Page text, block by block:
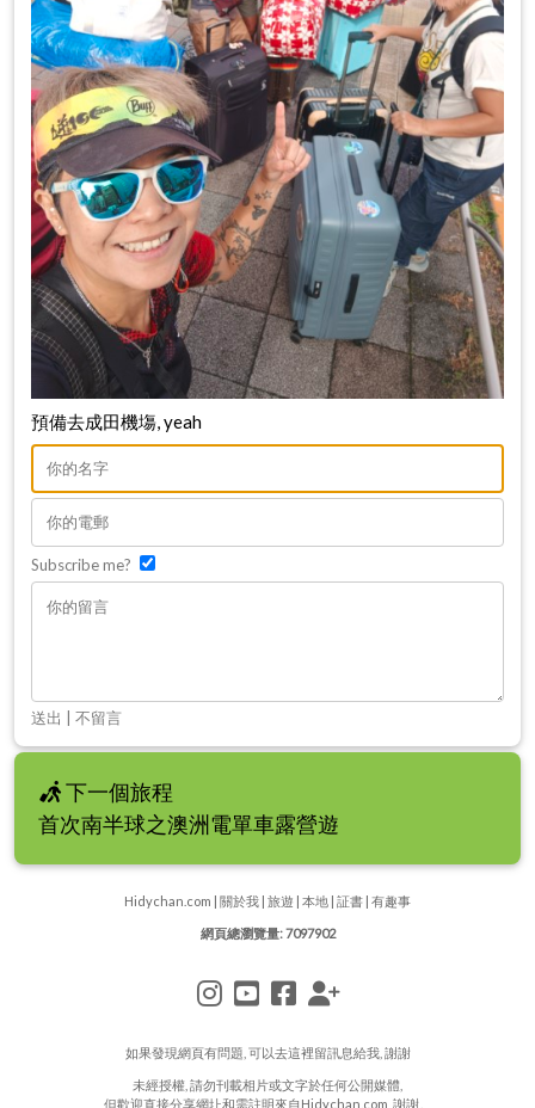
預備去成田機塲, yeah
Subscribe me?
送出 |不留言
下一個旅程
首次南半球之澳洲電單車露營遊
Hidychan.com | 關於我 | 旅遊 | 本地 | 証書 | 有趣事
網頁總瀏覽量: 7097902
如果發現網頁有問題, 可以去這裡留訊息給我, 謝謝
未經授權, 請勿刊載相片或文字於任何公開媒體,
但歡迎直接分享網圵和需註明來自Hidychan.com, 謝謝。